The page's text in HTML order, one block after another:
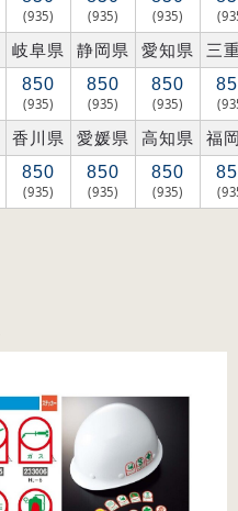
(935) (935) (935)
岐阜県 静岡県 愛知県 三
850
(935)
850
(935)
850
(935)
香川県 愛媛県 高知県 福
850
(935)
850
(935)
850
(935)